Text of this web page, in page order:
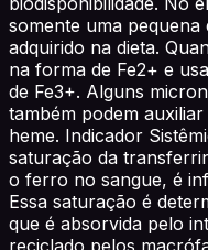
somente uma
adquirido na dieta.
na forma de Fe2+ e
de Fe3+. Alguns
também podem
heme. Indicador
saturação da
o ferro no sangue, é
Essa saturação é
que é absorvida pelo
reciclado pelos